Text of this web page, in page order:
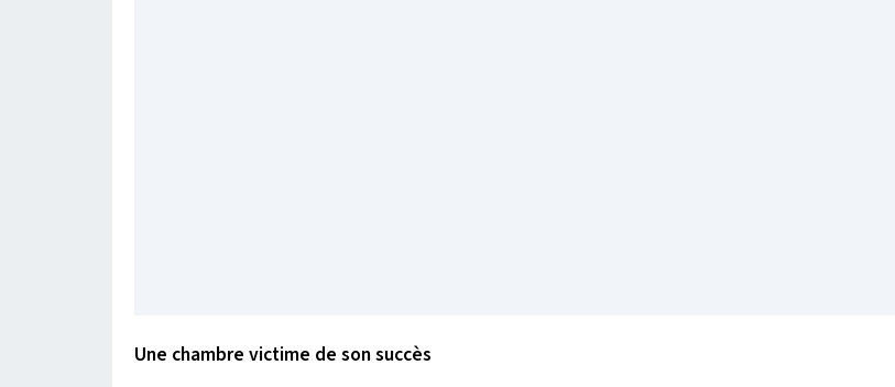
Une chambre victime de son succès